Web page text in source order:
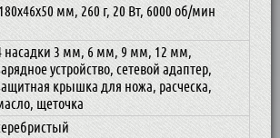
180x46x50 мм, 260 г, 20 Вт, 6000 об/мин
насадки 3 мм, 6 мм, 9 мм, 12 мм,
устройство, сетевой адаптер,
крышка для ножа, расческа,
щеточка